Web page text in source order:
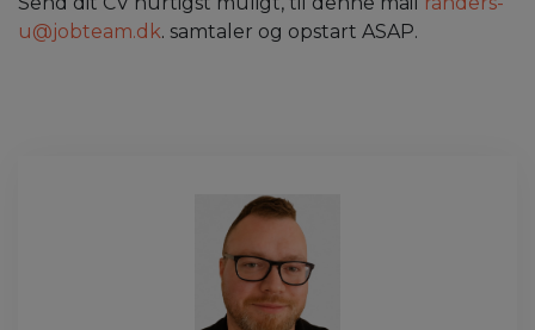
u@jobteam.dk. samtaler og opstart ASAP.